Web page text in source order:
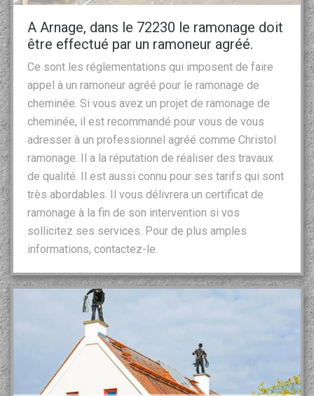
A Arnage, dans le 72230 le ramonage doit
être effectué par un ramoneur agréé.
Ce sont les réglementations qui imposent de faire
appel à un ramoneur agréé pour le ramonage de
cheminée. Si vous avez un projet de ramonage de
cheminée, il est recommandé pour vous de vous
adresser à un professionnel agréé comme Christol
ramonage. Il a la réputation de réaliser des travaux
de qualité. Il est aussi connu pour ses tarifs qui sont
très abordables. Il vous délivrera un certificat de
ramonage à la fin de son intervention si vos
sollicitez ses services. Pour de plus amples
informations, contactez-le.